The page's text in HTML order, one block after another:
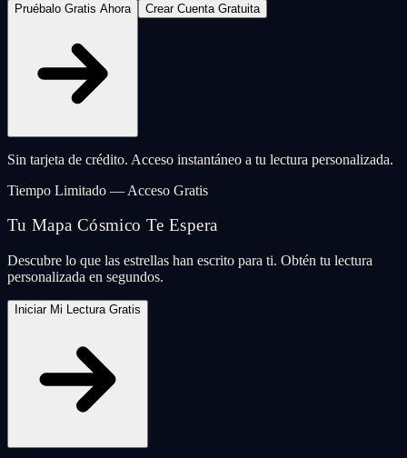
Pruébalo Gratis Ahora Crear Cuenta Gratuita
Sin tarjeta de crédito. Acceso instantáneo a tu lectura personalizada.
Tiempo Limitado — Acceso Gratis
Tu Mapa Cósmico Te Espera
Descubre lo que las estrellas han escrito para ti. Obtén tu lectura
personalizada en segundos.
Iniciar Mi Lectura Gratis